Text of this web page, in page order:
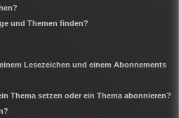
und Themen finden?
Lesezeichen und einem Abonnements
Thema setzen oder ein Thema abonnieren?